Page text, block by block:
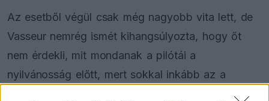
Az esetből végül csak még nagyobb vita lett, de
Vasseur nemrég ismét kihangsúlyozta, hogy őt
nem érdekli, mit mondanak a pilótái a
nyilvánosság előtt, mert sokkal inkább az a